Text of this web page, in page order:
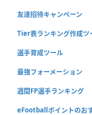
友達招待キャンペーン
Tier表ランキング作成ツ
選手育成ツール
最強フォーメーション
週間FP選手ランキング
eFootballポイントのお